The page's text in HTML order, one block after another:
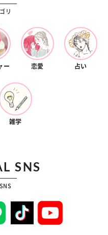
リ
ー 恋愛 占い
雑学
SNS